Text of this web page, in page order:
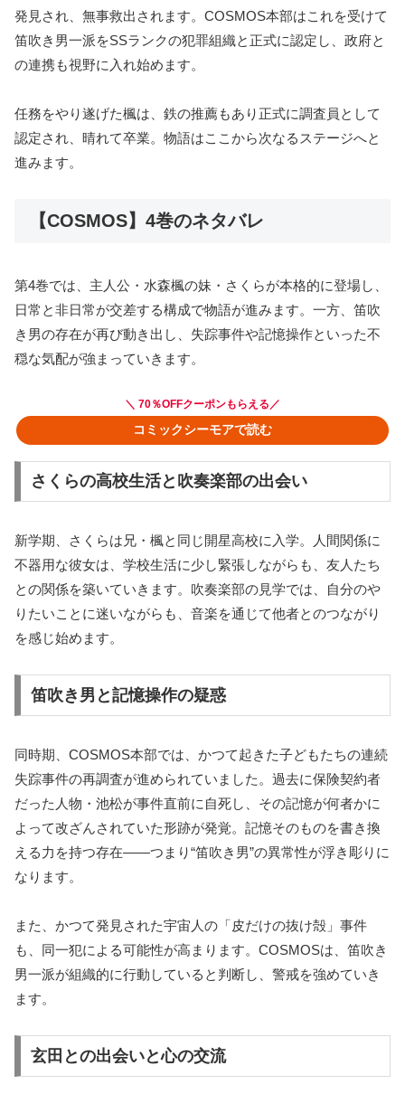
発見され、無事救出されます。COSMOS本部はこれを受けて
笛吹き男一派をSSランクの犯罪組織と正式に認定し、政府と
の連携も視野に入れ始めます。
任務をやり遂げた楓は、鉄の推薦もあり正式に調査員として
認定され、晴れて卒業。物語はここから次なるステージへと
進みます。
【COSMOS】4巻のネタバレ
第4巻では、主人公・水森楓の妹・さくらが本格的に登場し、
日常と非日常が交差する構成で物語が進みます。一方、笛吹
き男の存在が再び動き出し、失踪事件や記憶操作といった不
穏な気配が強まっていきます。
＼ 70％OFFクーポンもらえる／
コミックシーモアで読む
さくらの高校生活と吹奏楽部の出会い
新学期、さくらは兄・楓と同じ開星高校に入学。人間関係に
不器用な彼女は、学校生活に少し緊張しながらも、友人たち
との関係を築いていきます。吹奏楽部の見学では、自分のや
りたいことに迷いながらも、音楽を通じて他者とのつながり
を感じ始めます。
笛吹き男と記憶操作の疑惑
同時期、COSMOS本部では、かつて起きた子どもたちの連続
失踪事件の再調査が進められていました。過去に保険契約者
だった人物・池松が事件直前に自死し、その記憶が何者かに
よって改ざんされていた形跡が発覚。記憶そのものを書き換
える力を持つ存在——つまり“笛吹き男”の異常性が浮き彫りに
なります。
また、かつて発見された宇宙人の「皮だけの抜け殻」事件
も、同一犯による可能性が高まります。COSMOSは、笛吹き
男一派が組織的に行動していると判断し、警戒を強めていき
ます。
玄田との出会いと心の交流